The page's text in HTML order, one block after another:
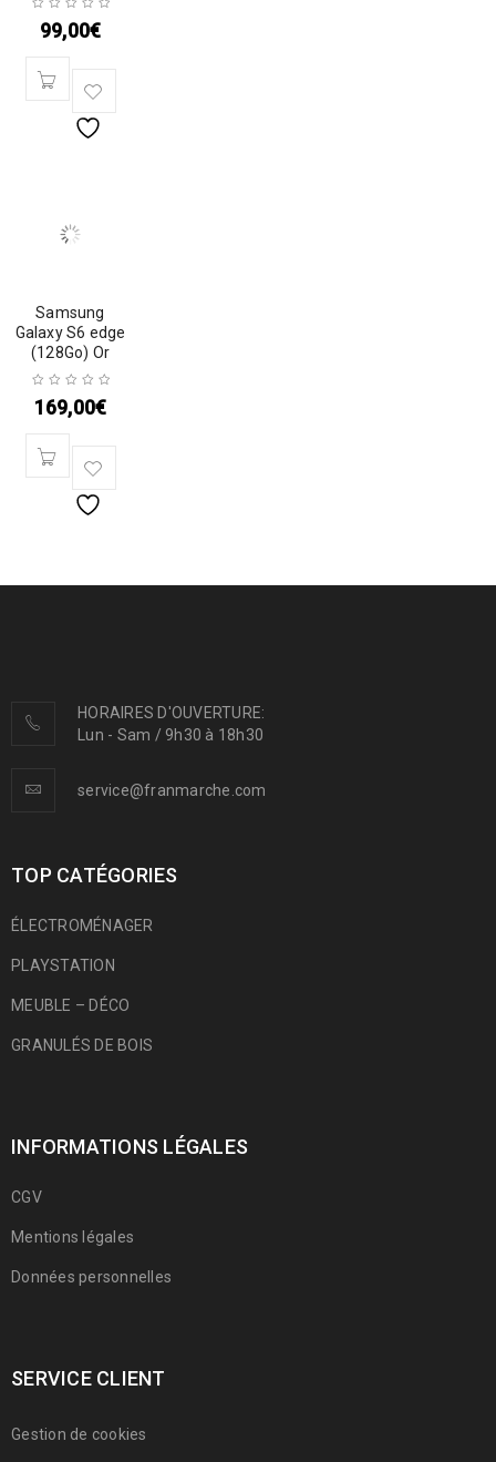
99,00€
Samsung
Galaxy S6 edge
(128Go) Or
169,00€
HORAIRES D'OUVERTURE:
Lun - Sam / 9h30 à 18h30
service@franmarche.com
TOP CATÉGORIES
ÉLECTROMÉNAGER
PLAYSTATION
MEUBLE – DÉCO
GRANULÉS DE BOIS
INFORMATIONS LÉGALES
CGV
Mentions légales
Données personnelles
SERVICE CLIENT
Gestion de cookies